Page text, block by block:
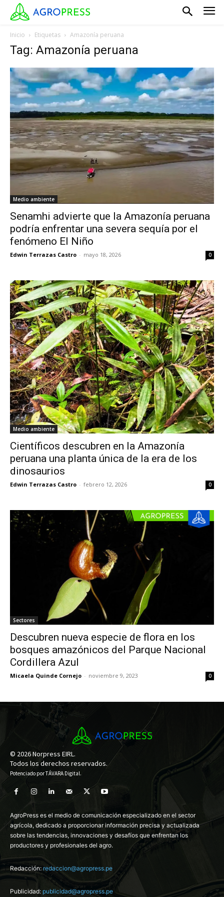
Inicio Etiquetas Amazonía peruana
Tag: Amazonía peruana
Medio ambiente
Senamhi advierte que la Amazonía peruana
podría enfrentar una severa sequía por el
fenómeno El Niño
Edwin Terrazas Castro - mayo 18, 2026 0
Medio ambiente
Científicos descubren en la Amazonía
peruana una planta única de la era de los
dinosaurios
Edwin Terrazas Castro - febrero 12, 2026 0
Sectores
Descubren nueva especie de flora en los
bosques amazónicos del Parque Nacional
Cordillera Azul
Micaela Quinde Cornejo - noviembre 9, 2023 0
© 2026 Norpress EIRL.
Todos los derechos reservados.
Potenciado porTÁVARA Digital.
AgroPress es el medio de comunicación especializado en el sector
agrícola, dedicado a proporcionar información precisa y actualizada
sobre las tendencias, innovaciones y desafíos que enfrentan los
productores y profesionales del agro.
Redacción:redaccion@agropress.pe
Publicidad: publicidad@agropress.pe